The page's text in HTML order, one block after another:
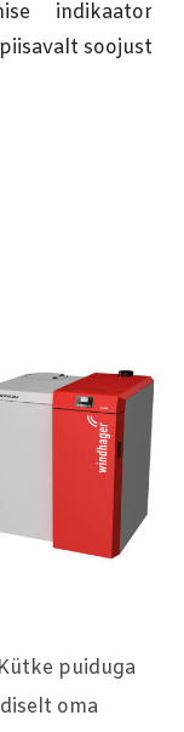
indikaator
soojust
puiduga
oma